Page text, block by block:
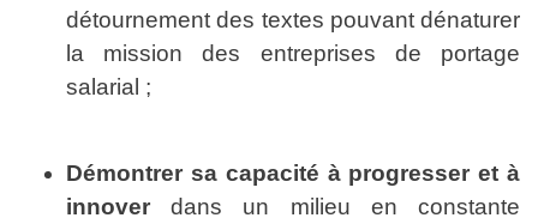
détournement des textes pouvant dénaturer
la mission des entreprises de portage
salarial ;
Démontrer sa capacité à progresser et à
innover dans un milieu en constante